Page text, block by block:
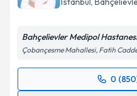
Kişisel verilerimin
Metni'ni okudum ve
kapsamda
Bahçelievler Medipol Hastanesi
Çobançesme Mahallesi, Fatih
0
Randevu Takvimi